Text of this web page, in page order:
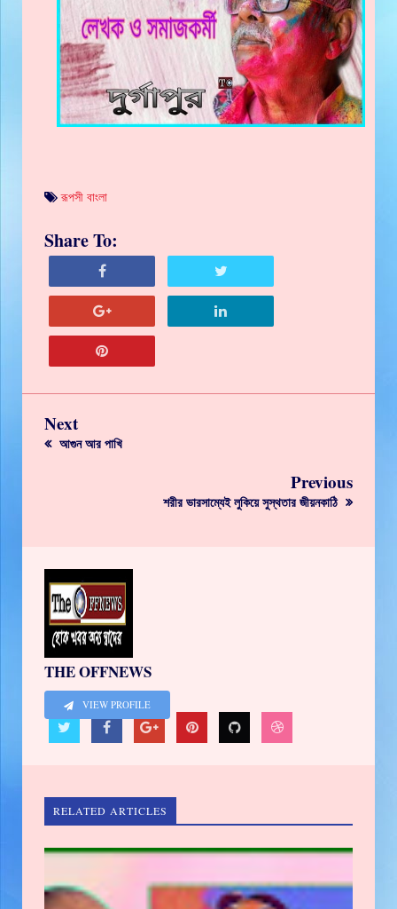
রূপসী বাংলা
Share To:
Next
আগুন আর পাখি
Previous
শরীর ভারসাম্যেই লুকিয়ে সুস্থতার জীয়নকাঠি
THE OFFNEWS
VIEW PROFILE
RELATED ARTICLES